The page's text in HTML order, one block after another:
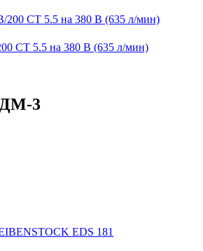
СТ 5.5 на 380 В (635 л/мин)
ДМ-3